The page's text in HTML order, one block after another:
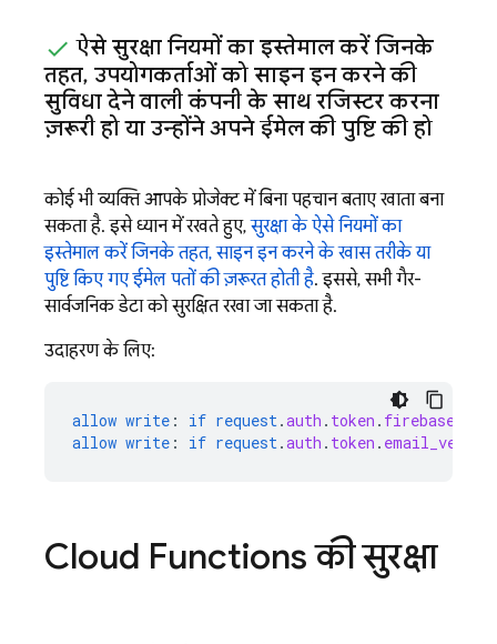
ऐसे सुरक्षा नियमों का इस्तेमाल करें जिनके
तहत, उपयोगकर्ताओं को साइन इन करने की
सुविधा देने वाली कंपनी के साथ रजिस्टर करना
ज़रूरी हो या उन्होंने अपने ईमेल की पुष्टि की हो
कोई भी व्यक्ति आपके प्रोजेक्ट में बिना पहचान बताए खाता बना
सकता है. इसे ध्यान में रखते हुए,सुरक्षा के ऐसे नियमों का
इस्तेमाल करें जिनके तहत, साइन इन करने के खास तरीके या
पुष्टि किए गए ईमेल पतों की ज़रूरत होती है. इससे, सभी गैर-
सार्वजनिक डेटा को सुरक्षित रखा जा सकता है.
उदाहरण के लिए:
allow write : if request.auth . token . firebase
allow write : if request.auth . token .
Cloud Functionsकी सुरक्षा